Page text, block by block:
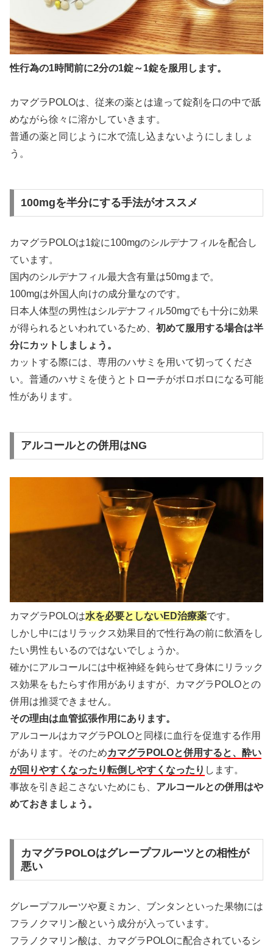
性行為の1時間前に2分の1錠～1錠を服用します。
カマグラPOLOは、従来の薬とは違って錠剤を口の中で舐
めながら徐々に溶かしていきます。
普通の薬と同じように水で流し込まないようにしましょ
う。
100mgを半分にする手法がオススメ
カマグラPOLOは1錠に100mgのシルデナフィルを配合し
ています。
国内のシルデナフィル最大含有量は50mgまで。
100mgは外国人向けの成分量なのです。
日本人体型の男性はシルデナフィル50mgでも十分に効果
が得られるといわれているため、 初めて服用する場合は半
分にカットしましょう。
カットする際には、専用のハサミを用いて切ってくださ
い。普通のハサミを使うとトローチがボロボロになる可能
性があります。
アルコールとの併用はNG
カマグラPOLOは水を必要としないED治療薬です。
しかし中にはリラックス効果目的で性行為の前に飲酒をし
たい男性もいるのではないでしょうか。
確かにアルコールには中枢神経を鈍らせて身体にリラック
ス効果をもたらす作用がありますが、カマグラPOLOとの
併用は推奨できません。
その理由は血管拡張作用にあります。
アルコールはカマグラPOLOと同様に血行を促進する作用
があります。そのためカマグラPOLOと併用すると、酔い
が回りやすくなったり転倒しやすくなったり します。
事故を引き起こさないためにも、 アルコールとの併用はや
めておきましょう。
カマグラPOLOはグレープフルーツとの相性が
悪い
グレープフルーツや夏ミカン、ブンタンといった果物には
フラノクマリン酸という成分が入っています。
フラノクマリン酸は、カマグラPOLOに配合されているシ